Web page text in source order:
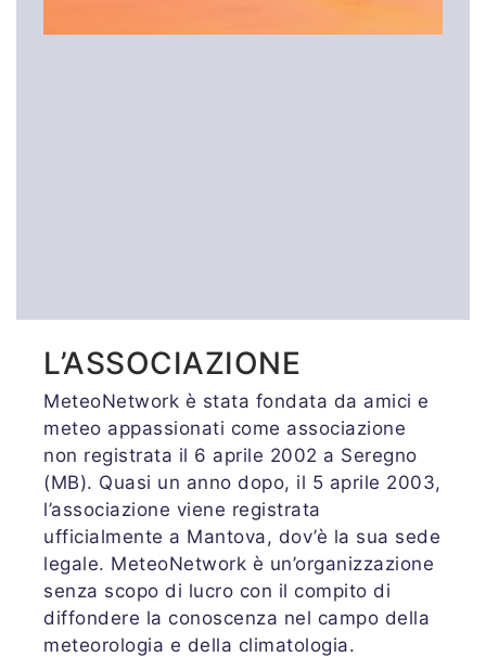
L’ASSOCIAZIONE
MeteoNetwork è stata fondata da amici e
meteo appassionati come associazione
non registrata il 6 aprile 2002 a Seregno
(MB). Quasi un anno dopo, il 5 aprile 2003,
l’associazione viene registrata
ufficialmente a Mantova, dov’è la sua sede
legale. MeteoNetwork è un’organizzazione
senza scopo di lucro con il compito di
diffondere la conoscenza nel campo della
meteorologia e della climatologia.